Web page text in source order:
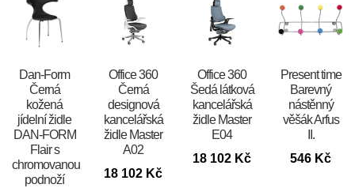
​​​​​Dan-Form
Černá
kožená
jídelní židle
DAN-FORM
Flair s
chromovanou
podnoží
Office 360
Černá
designová
kancelářská
židle Master
A02
18 102 Kč
Office 360
Šedá látková
kancelářská
židle Master
E04
18 102 Kč
Present time
Barevný
nástěnný
věšák Arfus
II.
546 Kč